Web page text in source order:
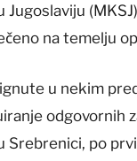
na temelju
u nekim
odgovornih
Srebrenici, po